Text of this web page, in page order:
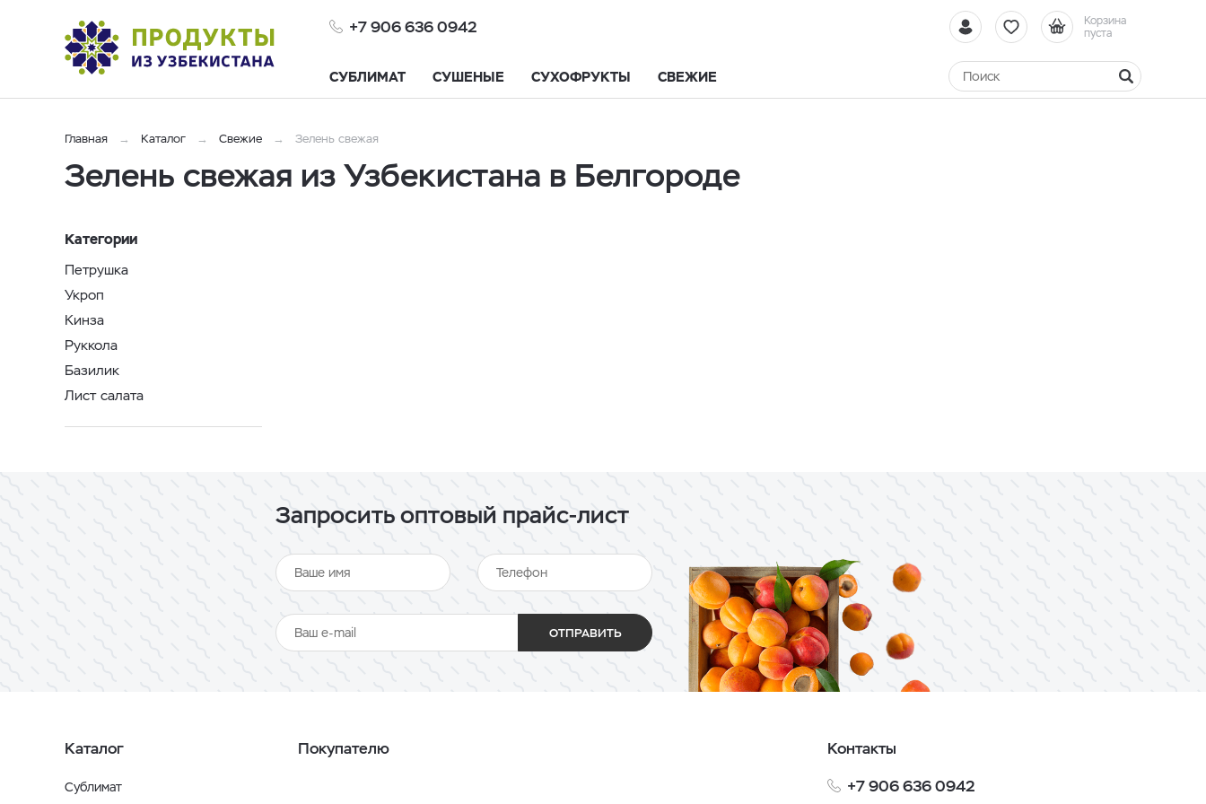
+7 906 636 0942
Корзина
пуста
СУБЛИМАТ СУШЕНЫЕ СУХОФРУКТЫ СВЕЖИЕ
Главная Каталог Свежие Зелень свежая
Зелень свежая из Узбекистана в Белгороде
Категории
Петрушка
Укроп
Кинза
Руккола
Базилик
Лист салата
Запросить оптовый прайс-лист
ОТПРАВИТЬ
Каталог
Сублимат
Покупателю
Контакты
+7 906 636 0942